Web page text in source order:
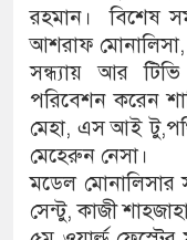
রহমান। বিশেষ
আশরাফ মোনালিসা,
সন্ধ্যায় আর
পরিবেশন করেন
মেহা, এস আই
মেহেরুন নেসা।
মডেল
সেন্টু, কাজী